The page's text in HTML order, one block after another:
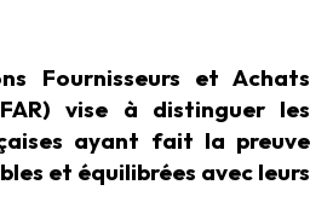
Fournisseurs et Achats
vise à distinguer les
ayant fait la preuve
et équilibrées avec leurs